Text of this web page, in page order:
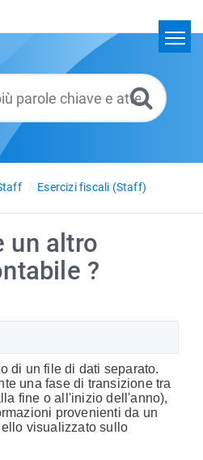
Esercizi fiscali (Staff)
un altro
?
di un file di dati separato.
una fase di transizione tra
fine o all'inizio dell'anno),
provenienti da un
visualizzato sullo